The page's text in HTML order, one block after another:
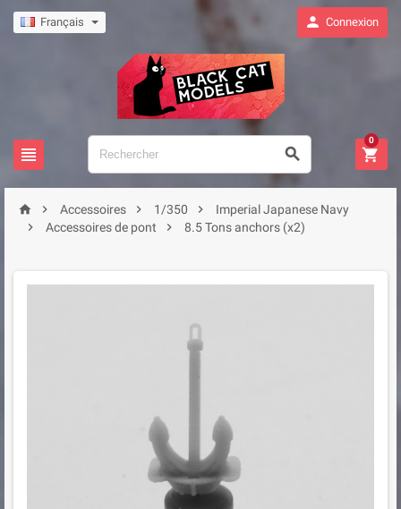
Français  Connexion
  
0
  Accessoires  1/350 
Imperial Japanese Navy

Accessoires de pont  8.5 Tons anchors (x2)